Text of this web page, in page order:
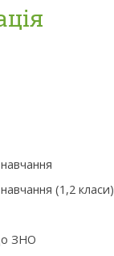
(1,2 класи)
ЗНО